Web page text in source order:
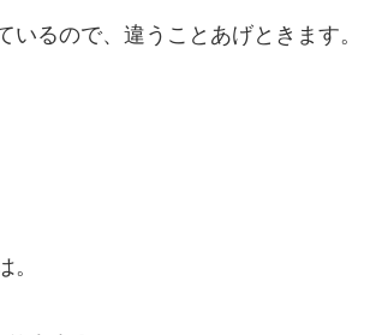
るので、違うことあげときます。